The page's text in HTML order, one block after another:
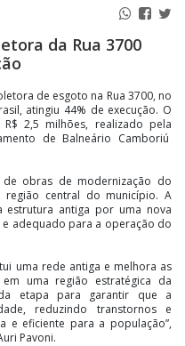
da Rua 3700
de esgoto na Rua 3700, no
atingiu 44% de execução. O
2,5 milhões, realizado pela
de Balneário Camboriú
obras de modernização do
região central do município. A
estrutura antiga por uma nova
e adequado para a operação do
uma rede antiga e melhora as
uma região estratégica da
etapa para garantir que a
reduzindo transtornos e
e eficiente para a população”,
Pavoni.